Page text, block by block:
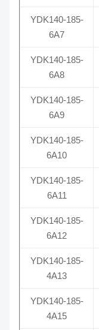
YDK140-185-
6A7
YDK140-185-
6A8
YDK140-185-
6A9
YDK140-185-
6A10
YDK140-185-
6A11
YDK140-185-
6A12
YDK140-185-
4A13
YDK140-185-
4A15